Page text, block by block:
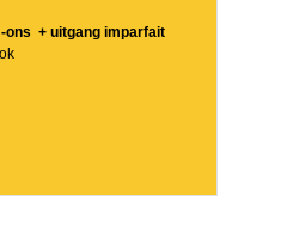
+ uitgang imparfait